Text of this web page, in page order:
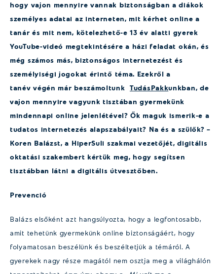
hogy vajon mennyire vannak biztonságban a diákok
személyes adatai az interneten, mit kérhet online a
tanár és mit nem, kötelezhető-e 13 év alatti gyerek
YouTube-videó megtekintésére a házi feladat okán, és
még számos más, biztonságos internetezést és
személyiségi jogokat érintő téma. Ezekről a
tanév végén már beszámoltunk TudásPakkunkban, de
vajon mennyire vagyunk tisztában gyermekünk
mindennapi online jelenlétével? Ők maguk ismerik-e a
tudatos internetezés alapszabályait? Na és a szülők? –
Koren Balázst, a HiperSuli szakmai vezetőjét, digitális
oktatási szakembert kértük meg, hogy segítsen
tisztábban látni a digitális útvesztőben.
Prevenció
Balázs elsőként azt hangsúlyozta, hogy a legfontosabb,
amit tehetünk gyermekünk online biztonságáért, hogy
folyamatosan beszélünk és beszéltetjük a témáról. A
gyerekek nagy része magától nem osztja meg a világhálón